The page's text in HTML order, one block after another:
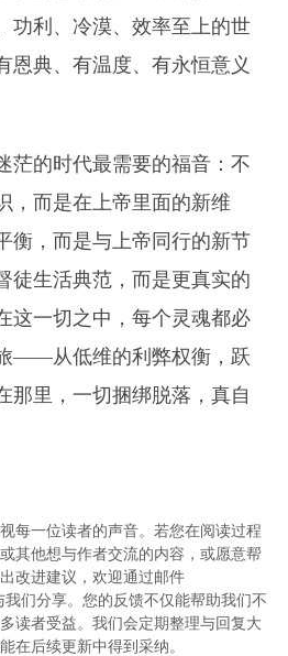
功利、冷漠、效率至上的世
恩典、有温度、有永恒意义
茫的时代最需要的福音：不
，而是在上帝里面的新维
衡，而是与上帝同行的新节
徒生活典范，而是更真实的
这一切之中，每个灵魂都必
——从低维的利弊权衡，跃
那里，一切捆绑脱落，真自
每一位读者的声音。若您在阅读过程
其他想与作者交流的内容，或愿意帮
改进建议，欢迎通过邮件
我们分享。您的反馈不仅能帮助我们不
读者受益。我们会定期整理与回复大
在后续更新中得到采纳。